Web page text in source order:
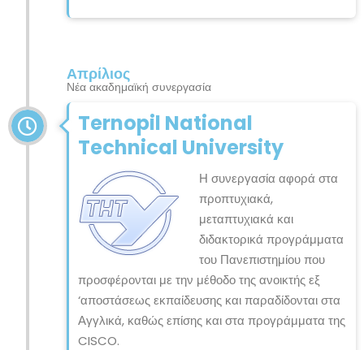
Απρίλιος
Νέα ακαδημαϊκή συνεργασία
Ternopil National
Technical University
Η συνεργασία αφορά στα
προπτυχιακά,
μεταπτυχιακά και
διδακτορικά προγράμματα
του Πανεπιστημίου που
προσφέρονται με την μέθοδο της ανοικτής εξ
‘αποστάσεως εκπαίδευσης και παραδίδονται στα
Αγγλικά, καθώς επίσης και στα προγράμματα της
CISCO.